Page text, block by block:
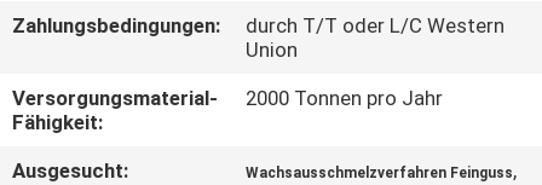
MIT
IN
VERBINDUNG
Zahlungsbedingungen:
durch T/T oder L/C Western
Union
Versorgungsmaterial-
Fähigkeit:
2000 Tonnen pro Jahr
Ausgesucht: Wachsausschmelzverfahren Feinguss,